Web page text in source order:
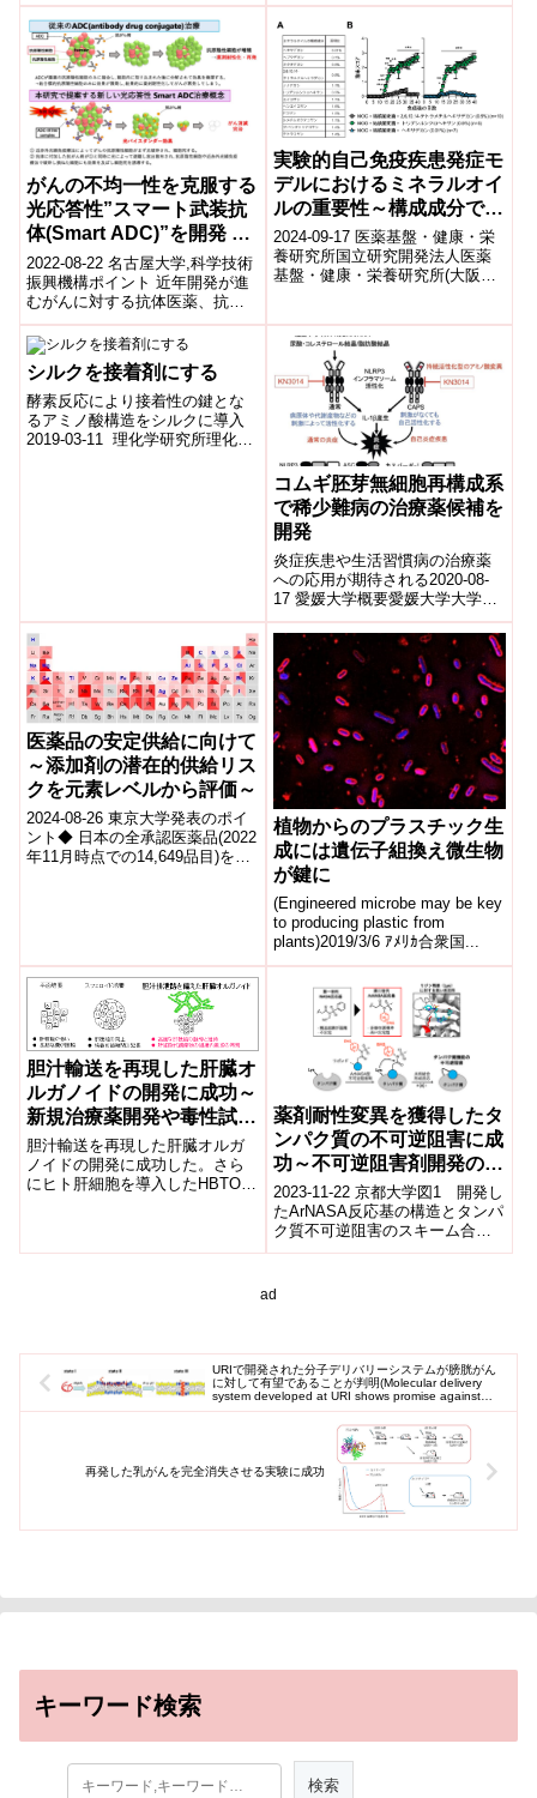
術を開発により、最...
がんの不均一性を克服する
光応答性”スマート武装抗
体(Smart ADC)”を開発 ～
光バイスタンダー効果と近
赤外光線免疫療法の二重の
作用でがんを根治しうる新
概念・新技術を確立～
2022-08-22 名古屋大学,科学技術
振興機構ポイント 近年開発が進
むがんに対する抗体医薬、抗体
薬物複合体、抗体光吸収体付加
物は、全て抗体を用いた治療で
あり...
実験的自己免疫疾患発症モ
デルにおけるミネラルオイ
ルの重要性～構成成分であ
るトリデシルシクロヘキサ
ンが実験的自己免疫疾患誘
導に関与～
2024-09-17 医薬基盤・健康・栄
養研究所国立研究開発法人医薬
基盤・健康・栄養研究所(大阪府
プ...
シルクを接着剤にする
酵素反応により接着性の鍵とな
るアミノ酸構造をシルクに導入
2019-03-11 理化学研究所理化学
コムギ胚芽無細胞再構成系
で稀少難病の治療薬候補を
開発
炎症疾患や生活習慣病の治療薬
への応用が期待される2020-08-
17 愛媛大学概要愛媛大学大学院
医学系研究科の金子 直恵 技術員
とプロテオサイエンスセンター
の竹...
医薬品の安定供給に向けて
～添加剤の潜在的供給リス
クを元素レベルから評価～
2024-08-26 東京大学発表のポイ
ント◆ 日本の全承認医薬品(2022
年11月時点での14,649品目)を対
植物からのプラスチック生
成には遺伝子組換え微生物
が鍵に
(Engineered microbe may be key
to producing plastic from
plants)2019/3/6 ｱﾒﾘｶ合衆国...
胆汁輸送を再現した肝臓オ
ルガノイドの開発に成功～
新規治療薬開発や毒性試験
への応用に期待～
胆汁輸送を再現した肝臓オルガ
ノイドの開発に成功した。さら
にヒト肝細胞を導入したHBTOの
薬剤耐性変異を獲得したタ
ンパク質の不可逆阻害に成
功～不可逆阻害剤開発のた
めの新たな分子デザイン～
2023-11-22 京都大学図1 開発し
たArNASA反応基の構造とタンパ
ク質不可逆阻害のスキーム合
成・生物化学専攻の浜地格教
士課...
ad
URIで開発された分子デリバリーシステムが膀胱がん
に対して有望であることが判明(Molecular delivery
system developed at URI shows promise against
bladder cancer)
再発した乳がんを完全消失させる実験に成功
キーワード検索